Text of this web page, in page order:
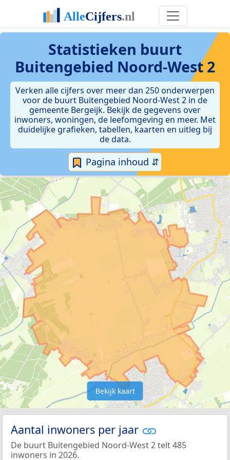
Statistieken buurt
Buitengebied Noord-West 2
Verken alle cijfers over meer dan 250 onderwerpen
voor de buurt Buitengebied Noord-West 2 in de
gemeente Bergeijk. Bekijk de gegevens over
inwoners, woningen, de leefomgeving en meer. Met
duidelijke grafieken, tabellen, kaarten en uitleg bij
de data.
Pagina inhoud ⇵
Bekijk kaart
Aantal inwoners per jaar
De buurt Buitengebied Noord-West 2 telt 485
inwoners in 2026.